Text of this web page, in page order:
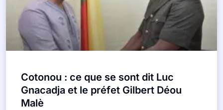
Cotonou : ce que se sont dit Luc
Gnacadja et le préfet Gilbert Déou
Malè